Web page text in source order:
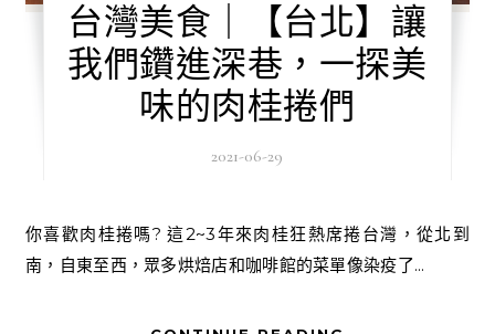
台灣美食｜【台北】讓
我們鑽進深巷，一探美
味的肉桂捲們
2021-06-29
你喜歡肉桂捲嗎? 這2~3年來肉桂狂熱席捲台灣，從北到
南，自東至西，眾多烘焙店和咖啡館的菜單像染疫了...